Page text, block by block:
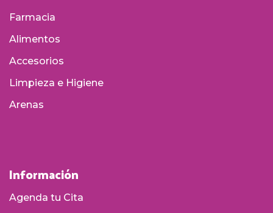
Farmacia
Alimentos
Accesorios
Limpieza e Higiene
Arenas
Información
Agenda tu Cita